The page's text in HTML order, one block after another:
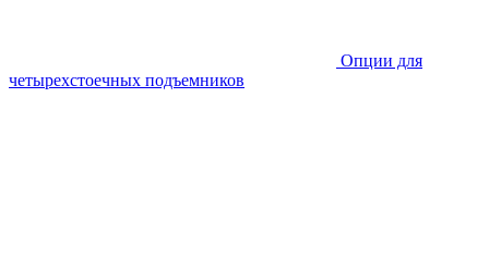
Опции для
четырехстоечных подъемников